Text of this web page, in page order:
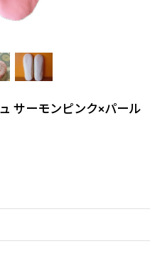
サーモンピンク×パール